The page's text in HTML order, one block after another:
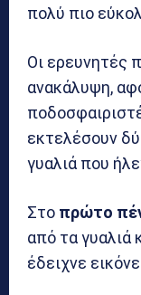
πολύ πιο
Οι ερευνητές
ανακάλυψη,
εκτελέσουν
γυαλιά που
Στο πρώτο
από τα γυαλιά
έδειχνε